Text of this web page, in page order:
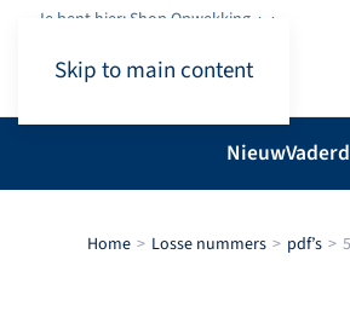
Skip to main content
Je bent hier: Shop.Opwekking
Nieuw
Home Losse nummers pdf’s